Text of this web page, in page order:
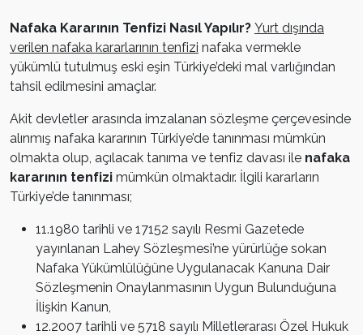
Nafaka Kararının Tenfizi Nasıl Yapılır? Yurt dışında
verilen nafaka kararlarının tenfizi nafaka vermekle
yükümlü tutulmuş eski eşin Türkiye’deki mal varlığından
tahsil edilmesini amaçlar.
Akit devletler arasında imzalanan sözleşme çerçevesinde
alınmış nafaka kararının Türkiye’de tanınması mümkün
olmakta olup, açılacak tanıma ve tenfiz davası ile nafaka
kararının tenfizi mümkün olmaktadır. İlgili kararların
Türkiye’de tanınması;
11.1980 tarihli ve 17152 sayılı Resmi Gazetede
yayınlanan Lahey Sözleşmesi’ne yürürlüğe sokan
Nafaka Yükümlülüğüne Uygulanacak Kanuna Dair
Sözleşmenin Onaylanmasının Uygun Bulunduğuna
İlişkin Kanun,
12.2007 tarihli ve 5718 sayılı Milletlerarası Özel Hukuk